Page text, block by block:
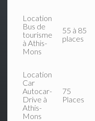
Location
Bus de
tourisme
à Athis-
Mons
55 à 85
places
Location
Car
Autocar-
Drive à
Athis-
Mons
75
Places